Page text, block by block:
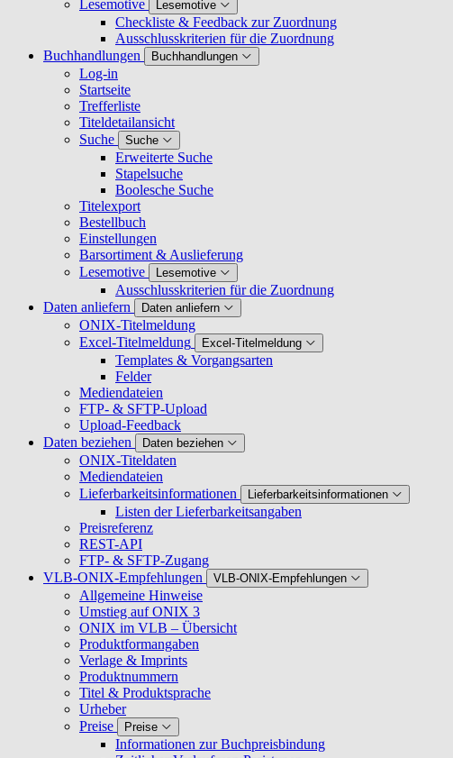
Lesemotive
Lesemotive
Checkliste & Feedback zur Zuordnung
Ausschlusskriterien für die Zuordnung
Buchhandlungen
Buchhandlungen
Log-in
Startseite
Trefferliste
Titeldetailansicht
Suche
Suche
Erweiterte Suche
Stapelsuche
Boolesche Suche
Titelexport
Bestellbuch
Einstellungen
Barsortiment & Auslieferung
Lesemotive
Lesemotive
Ausschlusskriterien für die Zuordnung
Daten anliefern
Daten anliefern
ONIX-Titelmeldung
Excel-Titelmeldung
Excel-Titelmeldung
Templates & Vorgangsarten
Felder
Mediendateien
FTP- & SFTP-Upload
Upload-Feedback
Daten beziehen
Daten beziehen
ONIX-Titeldaten
Mediendateien
Lieferbarkeitsinformationen
Lieferbarkeitsinformationen
Listen der Lieferbarkeitsangaben
Preisreferenz
REST-API
FTP- & SFTP-Zugang
VLB-ONIX-Empfehlungen
VLB-ONIX-Empfehlungen
Allgemeine Hinweise
Umstieg auf ONIX 3
ONIX im VLB – Übersicht
Produktformangaben
Verlage & Imprints
Produktnummern
Titel & Produktsprache
Urheber
Preise
Preise
Informationen zur Buchpreisbindung